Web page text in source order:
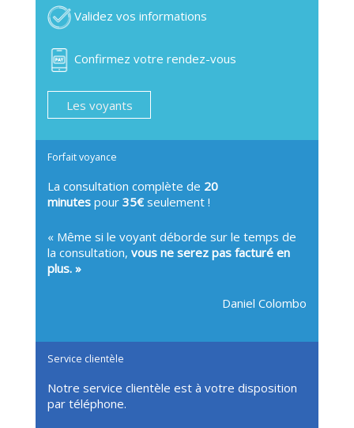
Validez vos informations
Confirmez votre rendez-vous
Les voyants
Forfait voyance
La consultation complète de 20
minutes pour 35€seulement !
« Même si le voyant déborde sur le temps de
la consultation, vous ne serez pas facturé en
plus. »
Daniel Colombo
Service clientèle
Notre service clientèle est à votre disposition
par téléphone.